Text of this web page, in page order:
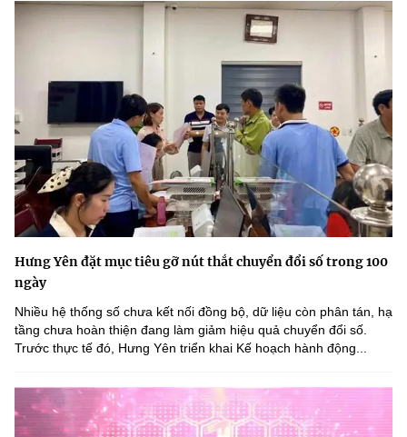
Hưng Yên đặt mục tiêu gỡ nút thắt chuyển đổi số trong 100
ngày
Nhiều hệ thống số chưa kết nối đồng bộ, dữ liệu còn phân tán, hạ
tầng chưa hoàn thiện đang làm giảm hiệu quả chuyển đổi số.
Trước thực tế đó, Hưng Yên triển khai Kế hoạch hành động...